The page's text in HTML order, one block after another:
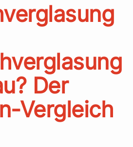
Der
Vergleich